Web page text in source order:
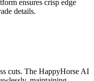
ensures crisp edge
details.
cuts. The HappyHorse AI